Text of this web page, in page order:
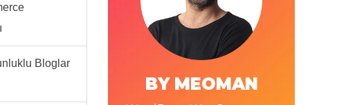
Bloglar
BY MEOMAN